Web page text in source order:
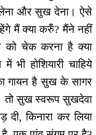
और सुख देना। ऐसे
मैं क्या करुँ? मैंने नहीं
को चेक करना है क्या
होशियारी चाहिये
गायन है सुख के सागर
सुख स्वरूप सुखदेवा
दी, किनारा कर लिया